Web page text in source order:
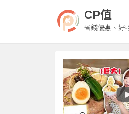
CP值
省錢優惠、好